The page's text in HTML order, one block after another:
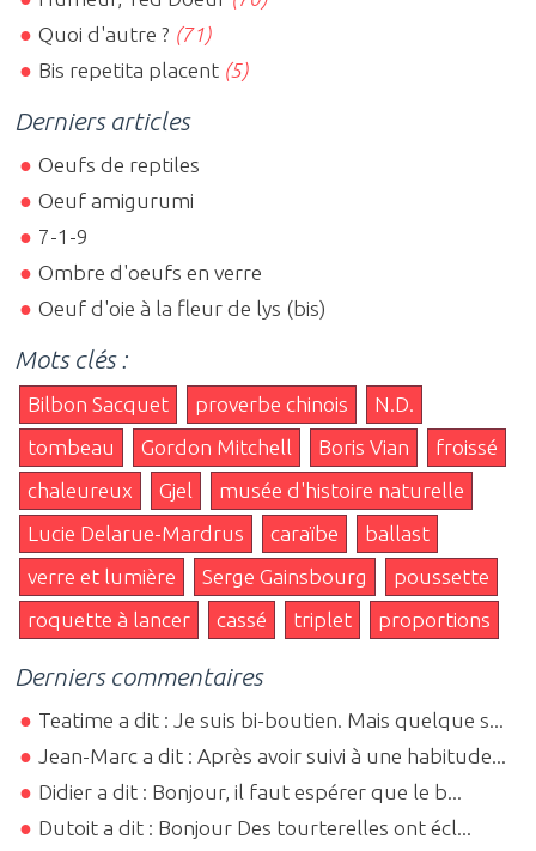
Quoi d'autre ? (71)
Bis repetita placent (5)
Derniers articles
Oeufs de reptiles
Oeuf amigurumi
7-1-9
Ombre d'oeufs en verre
Oeuf d'oie à la fleur de lys (bis)
Mots clés :
Bilbon Sacquet proverbe chinois
N.D.
tombeau
Gordon Mitchell Boris Vian
froissé
chaleureux
Gjel
musée d'histoire naturelle
Lucie Delarue-Mardrus
caraïbe
ballast
verre et lumière
Serge Gainsbourg
poussette
roquette à lancer
cassé triplet proportions
Derniers commentaires
Teatime a dit : Je suis bi-boutien. Mais quelque s...
Jean-Marc a dit : Après avoir suivi à une habitude...
Didier a dit : Bonjour, il faut espérer que le b...
Dutoit a dit : Bonjour Des tourterelles ont écl...